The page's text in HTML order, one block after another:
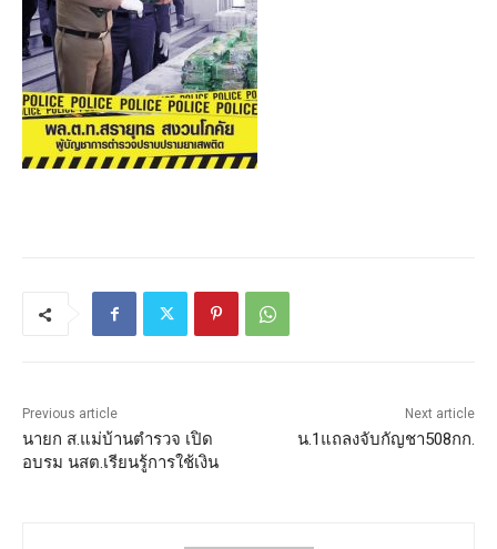
Previous article
นายก ส.แม่บ้านตำรวจ เปิด
อบรม นสต.เรียนรู้การใช้เงิน
Next article
น.1แถลงจับกัญชา508กก.